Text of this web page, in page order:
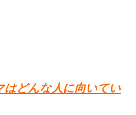
はどんな人に向いてい